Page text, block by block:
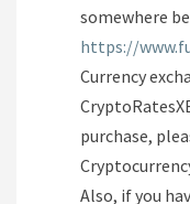
somewhere
https://
Currency
purchase,
Also, if you